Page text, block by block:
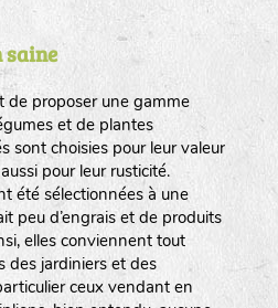
saine
de proposer une gamme
et de plantes
sont choisies pour leur valeur
pour leur rusticité.
été sélectionnées à une
peu d’engrais et de produits
elles conviennent tout
des jardiniers et des
ceux vendant en